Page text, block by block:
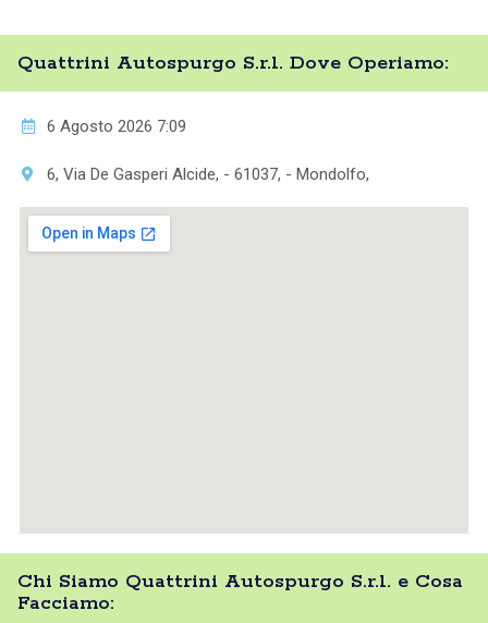
Quattrini Autospurgo S.r.l. Dove Operiamo:
6 Agosto 2026 7:09
6, Via De Gasperi Alcide, - 61037, - Mondolfo,
Chi Siamo Quattrini Autospurgo S.r.l. e Cosa
Facciamo: